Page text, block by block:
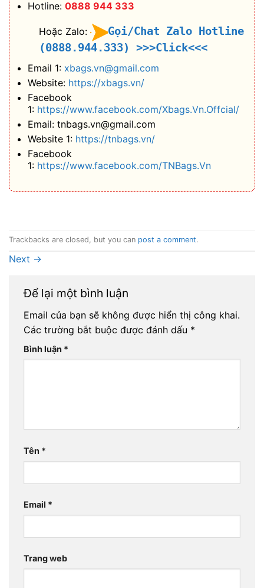
Hotline: 0888 944 333
Hoặc Zalo:
Gọi/Chat Zalo Hotline
(0888.944.333)
>>>Click<<<
Email 1: xbags.vn@gmail.com
Website: https://xbags.vn/
Facebook
1: https://www.facebook.com/Xbags.Vn.Offcial/
Email: tnbags.vn@gmail.com
Website 1: https://tnbags.vn/
Facebook
1: https://www.facebook.com/TNBags.Vn
Trackbacks are closed, but you can post a comment.
Next →
Để lại một bình luận
Email của bạn sẽ không được hiển thị công khai.
Các trường bắt buộc được đánh dấu *
Bình luận *
Tên *
Email *
Trang web